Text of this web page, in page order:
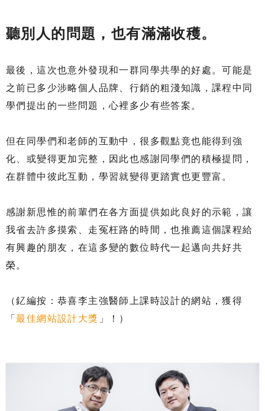
聽別人的問題，也有滿滿收穫。
最後，這次也意外發現和一群同學共學的好處。可能是
之前已多少涉略個人品牌、行銷的粗淺知識，課程中同
學們提出的一些問題，心裡多少有些答案。
但在同學們和老師的互動中，很多觀點竟也能得到強
化、或變得更加完整，因此也感謝同學們的積極提問，
在群體中彼此互動，學習就變得更踏實也更豐富。
感謝新思惟的前輩們在各方面提供如此良好的示範，讓
我省去許多摸索、走冤枉路的時間，也推薦這個課程給
有興趣的朋友，在這多變的數位時代一起邁向共好共
榮。
（釔編按：恭喜李主強醫師上課時設計的網站，獲得
「最佳網站設計大獎 」！）